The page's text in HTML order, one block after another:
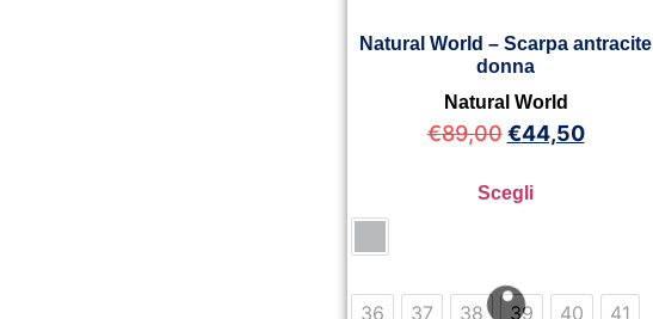
Natural World – Scarpa antracite
donna
Natural World
€89,00 €44,50
Scegli
36 37 38 39 40 41